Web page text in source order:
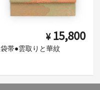
¥ 15,800
袋帯●雲取りと華紋